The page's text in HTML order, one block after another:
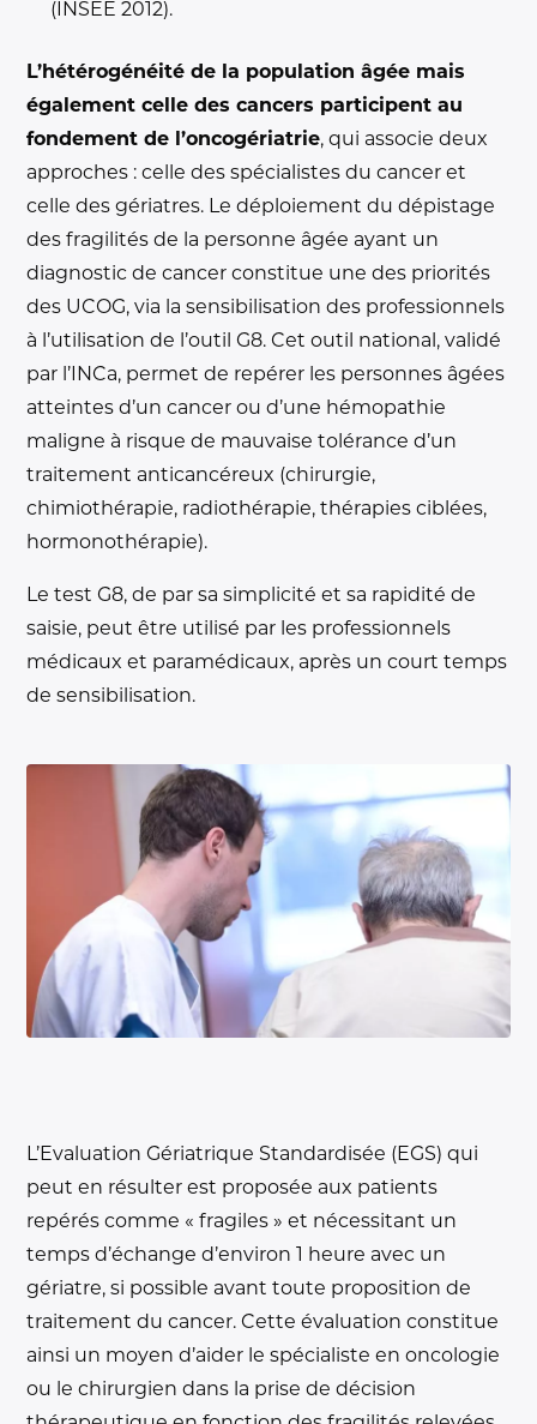
(INSEE 2012).
L’hétérogénéité de la population âgée mais
également celle des cancers participent au
fondement de l’oncogériatrie, qui associe deux
approches : celle des spécialistes du cancer et
celle des gériatres. Le déploiement du dépistage
des fragilités de la personne âgée ayant un
diagnostic de cancer constitue une des priorités
des UCOG, via la sensibilisation des professionnels
à l’utilisation de l’outil G8. Cet outil national, validé
par l’INCa, permet de repérer les personnes âgées
atteintes d’un cancer ou d’une hémopathie
maligne à risque de mauvaise tolérance d’un
traitement anticancéreux (chirurgie,
chimiothérapie, radiothérapie, thérapies ciblées,
hormonothérapie).
Le test G8, de par sa simplicité et sa rapidité de
saisie, peut être utilisé par les professionnels
médicaux et paramédicaux, après un court temps
de sensibilisation.
L’Evaluation Gériatrique Standardisée (EGS) qui
peut en résulter est proposée aux patients
repérés comme « fragiles » et nécessitant un
temps d’échange d’environ 1 heure avec un
gériatre, si possible avant toute proposition de
traitement du cancer. Cette évaluation constitue
ainsi un moyen d’aider le spécialiste en oncologie
ou le chirurgien dans la prise de décision